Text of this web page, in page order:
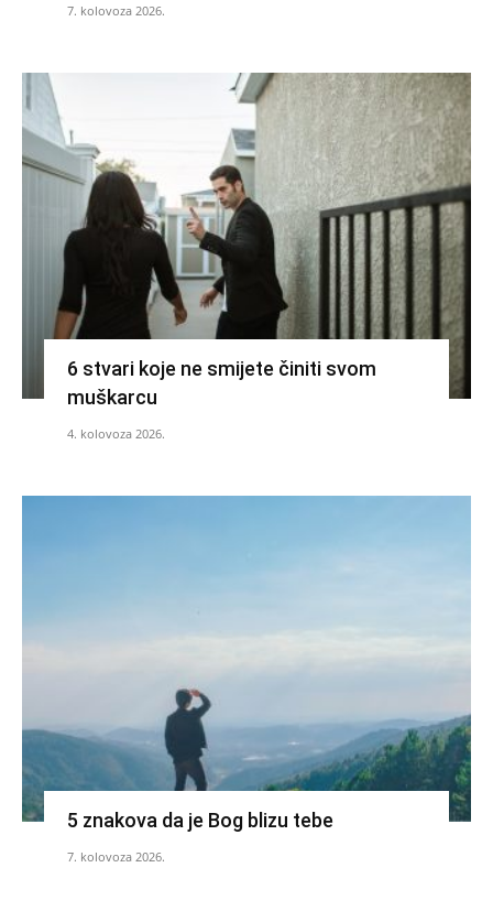
7. kolovoza 2026.
6 stvari koje ne smijete činiti svom
muškarcu
4. kolovoza 2026.
5 znakova da je Bog blizu tebe
7. kolovoza 2026.